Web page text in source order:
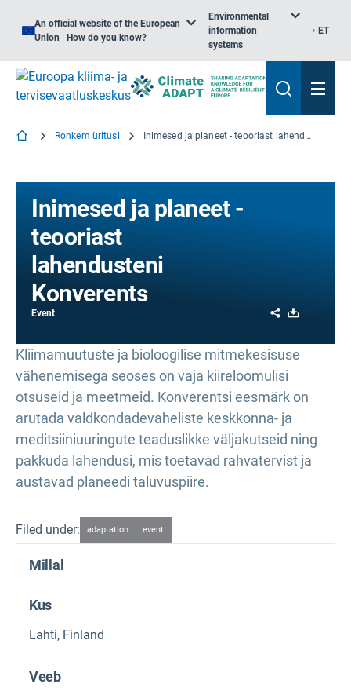
An official website of the European
Union | How do you know?
Environmental
information
systems
ET
Rohkem üritusi Inimesed ja planeet - teooriast lahendusteni Konverents
Inimesed ja planeet -
teooriast
lahendusteni
Konverents
Event Share
Kliimamuutuste ja bioloogilise mitmekesisuse
vähenemisega seoses on vaja kiireloomulisi
otsuseid ja meetmeid. Konverentsi eesmärk on
arutada valdkondadevaheliste keskkonna- ja
meditsiiniuuringute teaduslikke väljakutseid ning
pakkuda lahendusi, mis toetavad rahvatervist ja
austavad planeedi taluvuspiire.
Filed under: adaptation event
Millal
Kus
Lahti, Finland
Veeb